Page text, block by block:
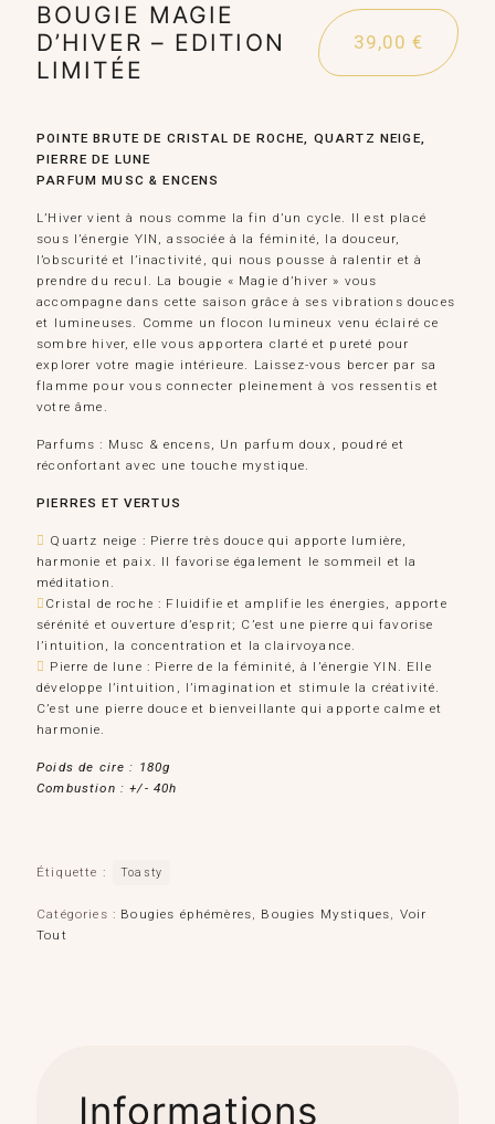
BOUGIE MAGIE
D’HIVER – EDITION
LIMITÉE
39,00 €
POINTE BRUTE DE CRISTAL DE ROCHE, QUARTZ NEIGE,
PIERRE DE LUNE
PARFUM MUSC & ENCENS
L’Hiver vient à nous comme la fin d’un cycle. Il est placé
sous l’énergie YIN, associée à la féminité, la douceur,
l’obscurité et l’inactivité, qui nous pousse à ralentir et à
prendre du recul. La bougie « Magie d’hiver » vous
accompagne dans cette saison grâce à ses vibrations douces
et lumineuses. Comme un flocon lumineux venu éclairé ce
sombre hiver, elle vous apportera clarté et pureté pour
explorer votre magie intérieure. Laissez-vous bercer par sa
flamme pour vous connecter pleinement à vos ressentis et
votre âme.
Parfums : Musc & encens, Un parfum doux, poudré et
réconfortant avec une touche mystique.
PIERRES ET VERTUS
Quartz neige : Pierre très douce qui apporte lumière,
harmonie et paix. Il favorise également le sommeil et la
méditation.
Cristal de roche : Fluidifie et amplifie les énergies, apporte
sérénité et ouverture d’esprit; C’est une pierre qui favorise
l’intuition, la concentration et la clairvoyance.
Pierre de lune : Pierre de la féminité, à l’énergie YIN. Elle
développe l’intuition, l’imagination et stimule la créativité.
C’est une pierre douce et bienveillante qui apporte calme et
harmonie.
Poids de cire : 180g
Combustion : +/- 40h
Étiquette : Toasty
Catégories : Bougies éphémères, Bougies Mystiques, Voir
Tout
Informations